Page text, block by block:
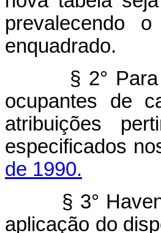
prevalecendo
enquadrado.
§ 2° Para o
ocupantes de
atribuições
especificados
de 1990.
§ 3° Havendo
aplicação do